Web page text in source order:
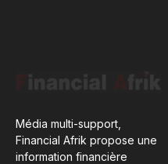
Média multi-support,
Financial Afrik propose une
information financière